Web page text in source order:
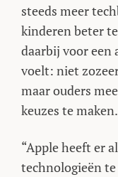
steeds meer
kinderen beter
daarbij voor een
voelt: niet
maar ouders
keuzes te maken.
“Apple heeft er
technologieën